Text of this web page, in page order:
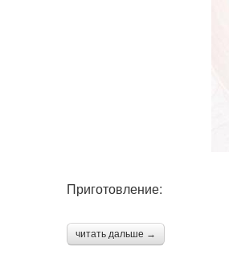
Приготовление:
читать дальше →